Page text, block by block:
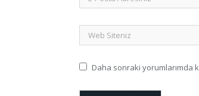
Daha sonraki yorumlarımda